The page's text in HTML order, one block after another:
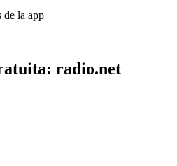
de la app
radio.net